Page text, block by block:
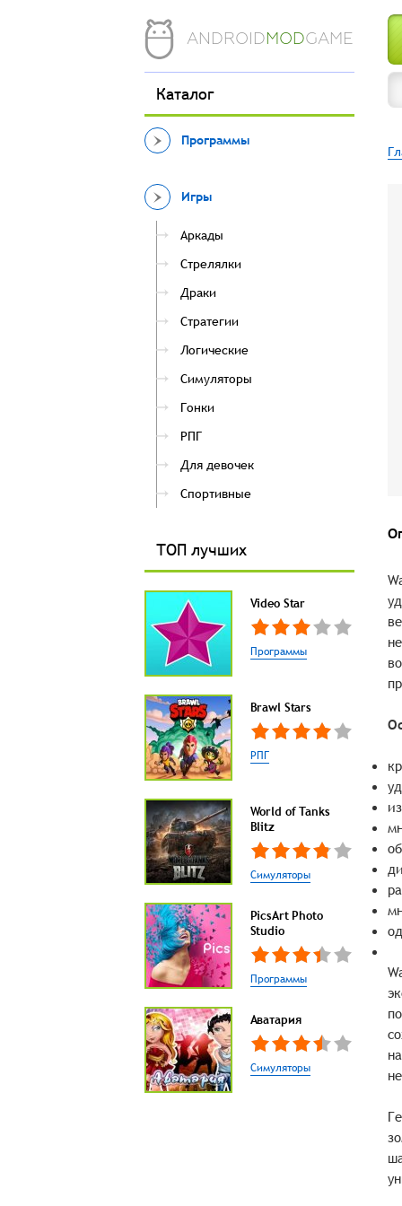
ANDROIDMODGAME
Каталог
Программы
Игры
Аркады
Стрелялки
Драки
Стратегии
Логические
Симуляторы
Гонки
РПГ
Для девочек
Спортивные
ТОП лучших
Video Star
Программы
Brawl Stars
РПГ
World of Tanks
Blitz
Симуляторы
PicsArt Photo
Studio
Программы
Аватария
Симуляторы